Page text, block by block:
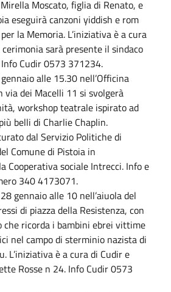
Moscato, figlia di Renato, e
eseguirà canzoni yiddish e rom
la Memoria. L’iniziativa è a cura
sarà presente il sindaco
Cudir 0573 371234.
alle 15.30 nell’Officina
dei Macelli 11 si svolgerà
workshop teatrale ispirato ad
belli di Charlie Chaplin.
dal Servizio Politiche di
Comune di Pistoia in
Cooperativa sociale Intrecci. Info e
340 4173071.
gennaio alle 10 nell’aiuola del
di piazza della Resistenza, con
che ricorda i bambini ebrei vittime
nel campo di sterminio nazista di
L’iniziativa è a cura di Cudir e
Rosse n 24. Info Cudir 0573